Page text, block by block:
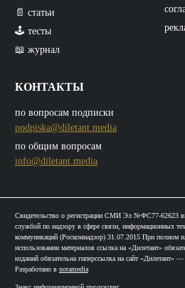
📄 статьи
🕹️ тесты
📖 журнал
КОНТАКТЫ
по вопросам подписки
podpiska@diletant.media
по общим вопросам
info@diletant.media
Свидетельство о регистрации СМИ Эл №ФС77-62623
службой по надзору в сфере связи, информационных
коммуникаций (Роскомнадзор) 31.07.2015 При полном
использовании материалов ссылка на «Дилетант»
изданий обязательна гиперссылка на сайт «Дилетант»
Разработано в notamedia